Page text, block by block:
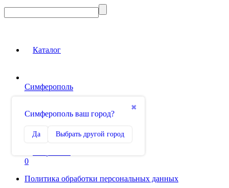
Каталог
Симферополь
✖
Симферополь ваш город?
Да Выбрать другой город
Сравнение
0
Политика обработки персональных данных